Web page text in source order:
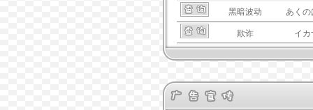
黑暗波动 あくの
欺诈 イカ